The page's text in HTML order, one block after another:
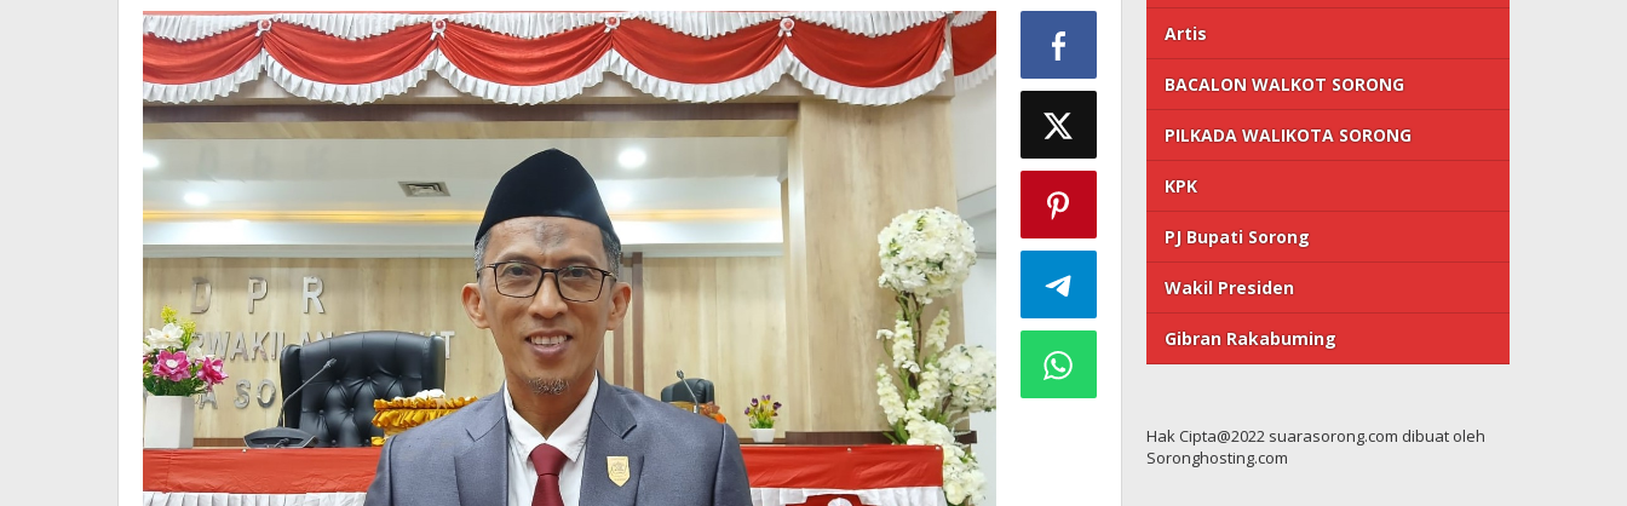
Lobat-
Anshar
Karim
sebagai
Walikota-
Walikota
Sorong
Artis
BACALON WALKOT SORONG
PILKADA WALIKOTA SORONG
KPK
PJ Bupati Sorong
Wakil Presiden
Gibran Rakabuming
Hak Cipta@2022 suarasorong.com dibuat oleh
Soronghosting.com